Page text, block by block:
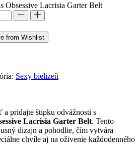
Obsessive Lacrisia Garter Belt
from Wishlist
Sexy bielizeň
a pridajte štipku odvážnosti s
Lacrisia Garter Belt. Tento
dizajn a pohodlie, čím vytvára
chvíle aj na oživenie každodenného